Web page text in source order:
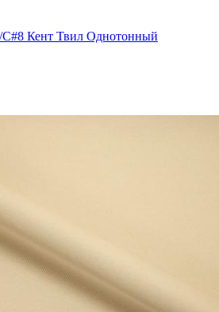
C#8 Кент Твил Однотонный